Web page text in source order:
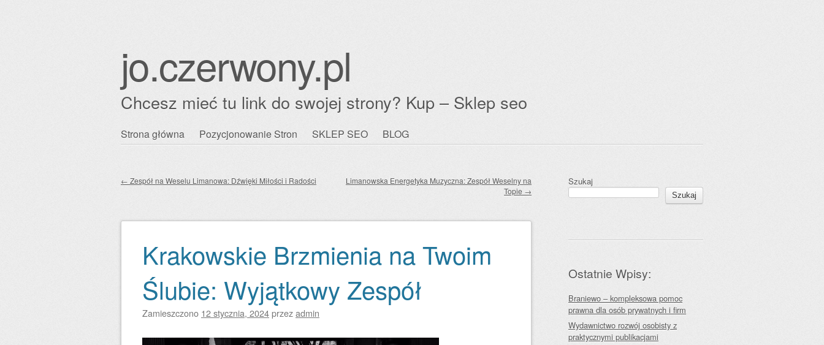
jo.czerwony.pl
Chcesz mieć tu link do swojej strony? Kup – Sklep seo
Przejdź
Strona główna Pozycjonowanie Stron SKLEP SEO BLOG
← Zespół na Weselu Limanowa: Dźwięki Miłości i Radości
Limanowska Energetyka Muzyczna: Zespół Weselny na
Topie →
Krakowskie Brzmienia na Twoim
Ślubie: Wyjątkowy Zespół
Zamieszczono 12 stycznia, 2024przezadmin
Szukaj
Szukaj
Ostatnie Wpisy:
Braniewo – kompleksowa pomoc
prawna dla osób prywatnych i firm
Wydawnictwo rozwój osobisty z
praktycznymi publikacjami